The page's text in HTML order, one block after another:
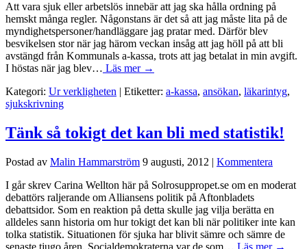
Att vara sjuk eller arbetslös innebär att jag ska hålla ordning på
hemskt många regler. Någonstans är det så att jag måste lita på de
myndighetspersoner/handläggare jag pratar med. Därför blev
besvikelsen stor när jag härom veckan insåg att jag höll på att bli
avstängd från Kommunals a-kassa, trots att jag betalat in min avgift.
I höstas när jag blev… Läs mer →
Kategori: Ur verkligheten | Etiketter: a-kassa, ansökan, läkarintyg,
sjukskrivning
Tänk så tokigt det kan bli med statistik!
Postad av Malin Hammarström 9 augusti, 2012 | Kommentera
I går skrev Carina Wellton här på Solrosuppropet.se om en moderat
debattörs raljerande om Alliansens politik på Aftonbladets
debattsidor. Som en reaktion på detta skulle jag vilja berätta en
alldeles sann historia om hur tokigt det kan bli när politiker inte kan
tolka statistik. Situationen för sjuka har blivit sämre och sämre de
senaste tjugo åren. Socialdemokraterna var de som… Läs mer →